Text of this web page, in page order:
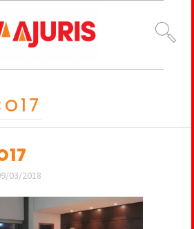
03/2018